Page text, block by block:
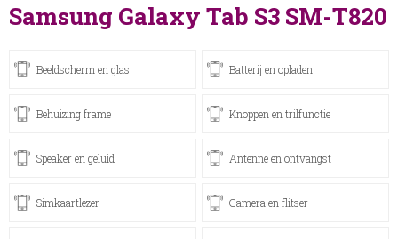
Samsung Galaxy Tab S3 SM-T820
Beeldscherm en glas Batterij en opladen
Behuizing frame Knoppen en trilfunctie
Speaker en geluid Antenne en ontvangst
Simkaartlezer Camera en flitser